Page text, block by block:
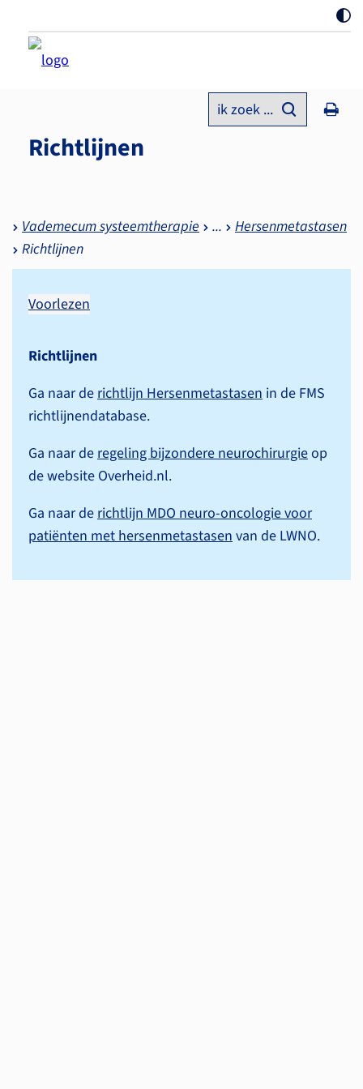
ik zoek ...
Richtlijnen
Vademecum systeemtherapie
Hersenmetastasen
Richtlijnen
Voorlezen
Richtlijnen
Ga naar derichtlijn Hersenmetastasen in de FMS
richtlijnen­database.
Ga naar deregeling bijzondere neurochirurgieop
de website Overheid.nl.
Ga naar derichtlijn MDO neuro-oncologie voor
patiënten met hersenmetastasenvan de LWNO.